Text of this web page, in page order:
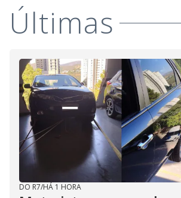
Últimas
DO R7/HÁ 1 HORA